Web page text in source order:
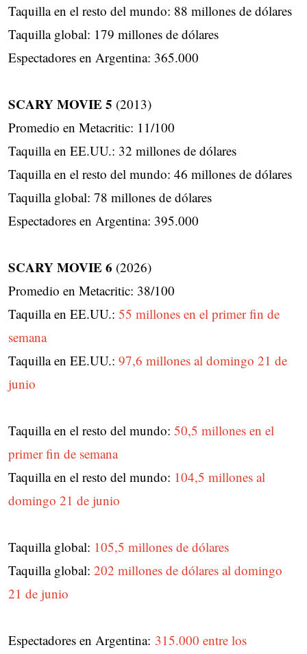
Taquilla en el resto del mundo: 88 millones de dólares
Taquilla global: 179 millones de dólares
Espectadores en Argentina: 365.000
SCARY MOVIE 5 (2013)
Promedio en Metacritic: 11/100
Taquilla en EE.UU.: 32 millones de dólares
Taquilla en el resto del mundo: 46 millones de dólares
Taquilla global: 78 millones de dólares
Espectadores en Argentina: 395.000
SCARY MOVIE 6 (2026)
Promedio en Metacritic: 38/100
Taquilla en EE.UU.: 55 millones en el primer fin de
semana
Taquilla en EE.UU.: 97,6 millones al domingo 21 de
junio
Taquilla en el resto del mundo: 50,5 millones en el
primer fin de semana
Taquilla en el resto del mundo: 104,5 millones al
domingo 21 de junio
Taquilla global: 105,5 millones de dólares
Taquilla global: 202 millones de dólares al domingo
21 de junio
Espectadores en Argentina: 315.000 entre los